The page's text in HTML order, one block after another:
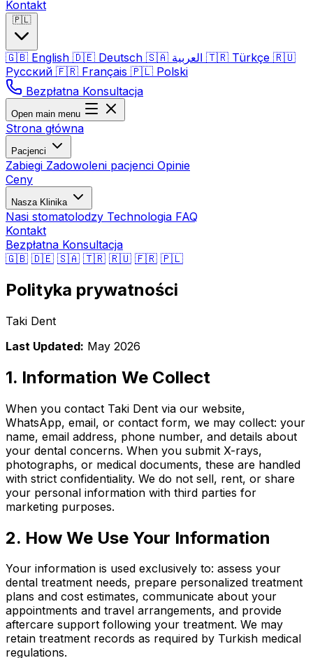
Kontakt
🇵🇱
🇬🇧 English 🇩🇪 Deutsch 🇸🇦 🇹🇷 Türkçe 🇷🇺
Русский 🇫🇷 Français 🇵🇱 Polski
Bezpłatna Konsultacja
Open main menu
Strona główna
Pacjenci
Zabiegi Zadowoleni pacjenci Opinie
Ceny
Nasza Klinika
Nasi stomatolodzy Technologia FAQ
Kontakt
Bezpłatna Konsultacja
🇬🇧 🇩🇪 🇸🇦 🇹🇷 🇷🇺 🇫🇷 🇵🇱
Polityka prywatności
Taki Dent
Last Updated: May 2026
1. Information We Collect
When you contact Taki Dent via our website,
WhatsApp, email, or contact form, we may collect: your
name, email address, phone number, and details about
your dental concerns. When you submit X-rays,
photographs, or medical documents, these are handled
with strict confidentiality. We do not sell, rent, or share
your personal information with third parties for
marketing purposes.
2. How We Use Your Information
Your information is used exclusively to: assess your
dental treatment needs, prepare personalized treatment
plans and cost estimates, communicate about your
appointments and travel arrangements, and provide
aftercare support following your treatment. We may
retain treatment records as required by Turkish medical
regulations.